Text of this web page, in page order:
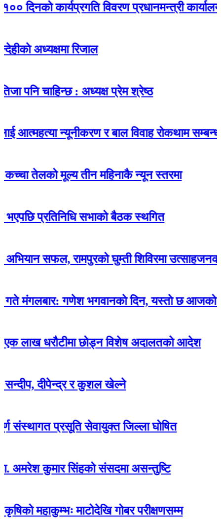
कार्यप्रगति विवरण प्रधानमन्त्री कार्यालयमा पेस
रिजाल
चाहिन्छ : अध्यक्ष प्रेम श्रेष्ठ
न्यूनीकरण र बाल विवाह रोकथाम सम्बन्धी
मूल्य तीन महिनाकै न्यून स्तरमा
सभाको बैठक स्थगित
सफल, रामपुरको घुम्ती शिविरमा उत्साहजनक
गणेश भगवानकाे दिन, यस्ताे छ आजको राशिफल
धरौटीमा छोड्न विशेष अदालतको आदेश
दीपेन्द्र र कुशल खेल्ने
प्रसूति सेवायुक्त जिल्ला घोषित
सिंहको संसदमा असन्तुष्टि
माटोदेखि गोबर परीक्षणसम्म